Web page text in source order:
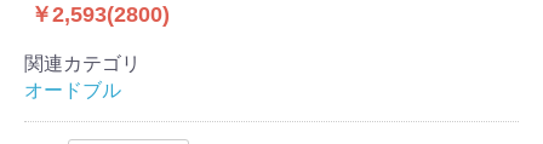
￥2,593(2800)
関連カテゴリ
オードブル